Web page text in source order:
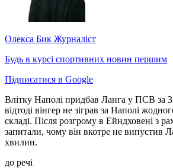
Олекса Бик Журналіст
Будь в курсі спортивних новин першим
Підписатися в Google
Влітку Наполі придбав Ланга у ПСВ за
відтоді вінгер не зіграв за Наполі
складі. Після розгрому в Ейндховені з
запитали, чому він вкотре не випустив
хвилин.
до речі